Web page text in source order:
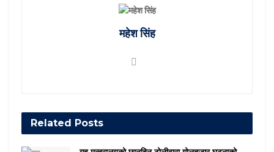
महेश सिंह
Related Posts